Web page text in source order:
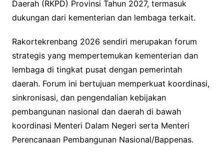
Daerah (RKPD) Provinsi Tahun 2027, termasuk
dukungan dari kementerian dan lembaga terkait.
Rakortekrenbang 2026 sendiri merupakan forum
strategis yang mempertemukan kementerian dan
lembaga di tingkat pusat dengan pemerintah
daerah. Forum ini bertujuan memperkuat koordinasi,
sinkronisasi, dan pengendalian kebijakan
pembangunan nasional dan daerah di bawah
koordinasi Menteri Dalam Negeri serta Menteri
Perencanaan Pembangunan Nasional/Bappenas.